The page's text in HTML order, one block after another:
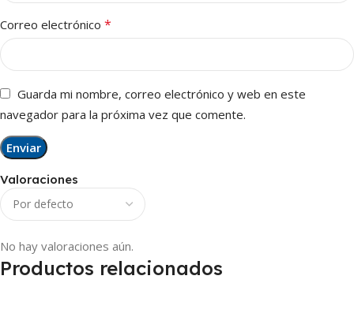
Valoraciones
No hay valoraciones aún.
Correo electrónico *
Guarda mi nombre, correo electrónico y web en este
navegador para la próxima vez que comente.
Productos relacionados